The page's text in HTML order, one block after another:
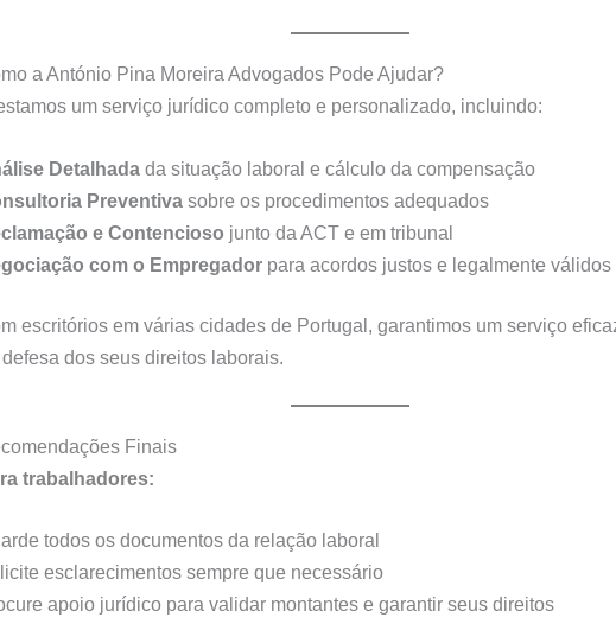
a António Pina Moreira Advogados Pode Ajudar?
um serviço jurídico completo e personalizado, incluindo:
Detalhada da situação laboral e cálculo da compensação
Preventiva sobre os procedimentos adequados
e Contencioso junto da ACT e em tribunal
com o Empregador para acordos justos e legalmente válidos
escritórios em várias cidades de Portugal, garantimos um serviço
defesa dos seus direitos laborais.
Finais
trabalhadores:
todos os documentos da relação laboral
esclarecimentos sempre que necessário
apoio jurídico para validar montantes e garantir seus direitos